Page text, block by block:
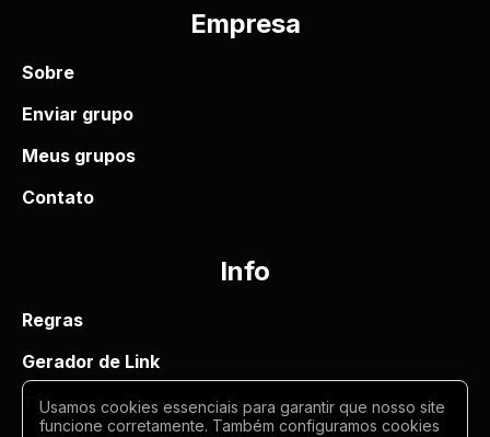
Empresa
Sobre
Enviar grupo
Meus grupos
Contato
Info
Regras
Gerador de Link
Termos de uso
Usamos cookies essenciais para garantir que nosso site
funcione corretamente. Também configuramos cookies